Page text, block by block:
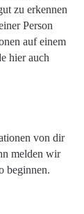
zu erkennen
Person
auf einem
hier auch
von dir
melden wir
beginnen.